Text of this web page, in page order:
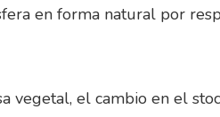
en forma natural por
vegetal, el cambio en el